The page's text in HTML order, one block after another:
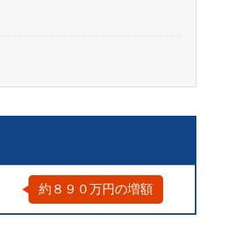
約８９０万円の増額